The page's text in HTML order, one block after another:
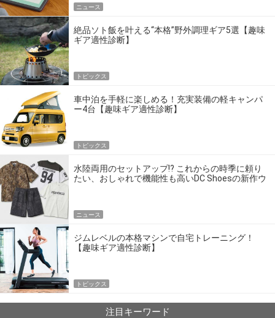
ニュース
絶品ソト飯を叶える“本格”野外調理ギア5選【趣味
ギア適性診断】
トピックス
車中泊を手軽に楽しめる！充実装備の軽キャンパ
ー4台【趣味ギア適性診断】
トピックス
水陸両用のセットアップ!? これからの時季に頼り
たい、おしゃれで機能性も高いDC Shoesの新作ウ
ニュース
ジムレベルの本格マシンで自宅トレーニング！
【趣味ギア適性診断】
トピックス
注目キーワード